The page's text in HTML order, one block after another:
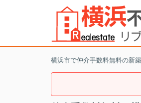
横浜市で仲介手数料無料の新